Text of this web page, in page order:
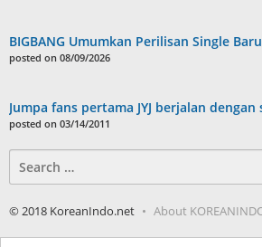
BIGBANG Umumkan Perilisan Single
posted on 08/09/2026
Jumpa fans pertama JYJ berjalan dengan
posted on 03/14/2011
for:
© 2018 KoreanIndo.net About